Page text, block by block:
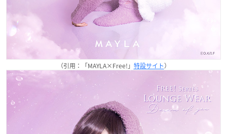
（引用：「MAYLA×Free!」 特設サイト）